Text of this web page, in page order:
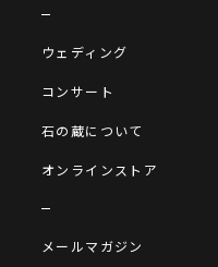
ウェディング
コンサート
石の蔵について
オンラインストア
メールマガジン